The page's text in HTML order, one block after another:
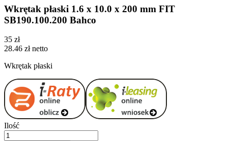
Wkrętak płaski 1.6 x 10.0 x 200 mm FIT
SB190.100.200 Bahco
35 zł
28.46 zł netto
Wkrętak płaski
Ilość